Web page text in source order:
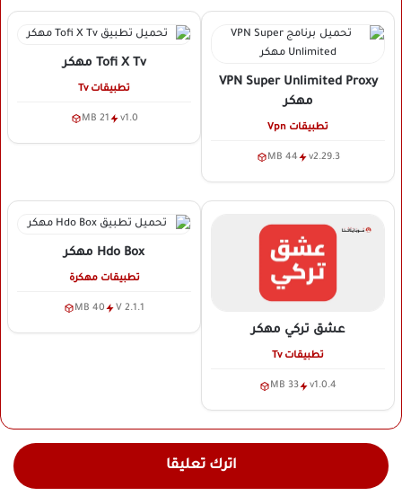
VPN Super Unlimited Proxy
مهكر
تطبيقات Vpn
v2.29.3
44 MB
Tofi X Tv مهكر
تطبيقات Tv
v1.0
21 MB
عشق تركي مهكر
تطبيقات Tv
v1.0.4
33 MB
Hdo Box مهكر
تطبيقات مهكرة
V 2.1.1
40 MB
اترك تعليقا